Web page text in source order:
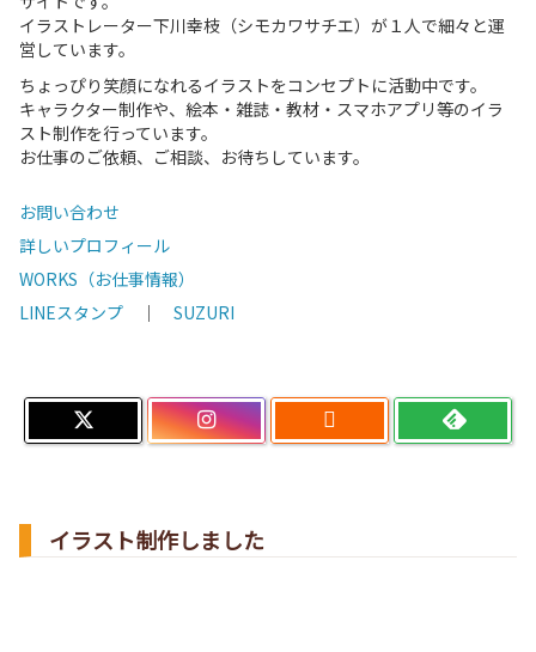
イラストレーター下川幸枝（シモカワサチエ）が１人で細々と運
営しています。
ちょっぴり笑顔になれるイラストをコンセプトに活動中です。
キャラクター制作や、絵本・雑誌・教材・スマホアプリ等のイラ
スト制作を行っています。
お仕事のご依頼、ご相談、お待ちしています。
お問い合わせ
詳しいプロフィール
WORKS（お仕事情報）
LINEスタンプ ｜ SUZURI

イラスト制作しました